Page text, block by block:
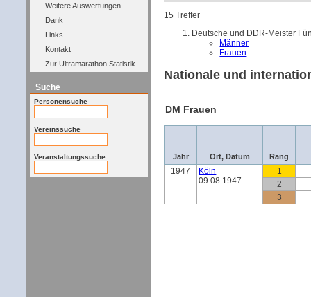
Weitere Auswertungen
Dank
Links
Kontakt
Zur Ultramarathon Statistik
Suche
Personensuche
Vereinssuche
Veranstaltungssuche
15 Treffer
Deutsche und DDR-Meister
Männer
Frauen
Nationale und
DM Frauen
Jahr Ort, Datum Rang
1947
Köln
09.08.1947
1
2
3